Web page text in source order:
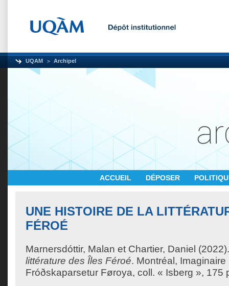
UQAM Archipel
ACCUEIL DÉPOSER
UNE HISTOIRE DE LA
FÉROÉ
Marnersdóttir, Malan et Chartier, Daniel
littérature des Îles Féroé. Montréal, Imaginaire
Fróðskaparsetur Føroya, coll. « Isberg », 175